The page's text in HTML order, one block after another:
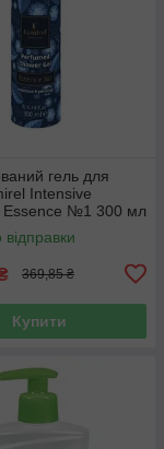
гель для
Intensive
Essence №1 300 мл
369,85 ₴
Купити